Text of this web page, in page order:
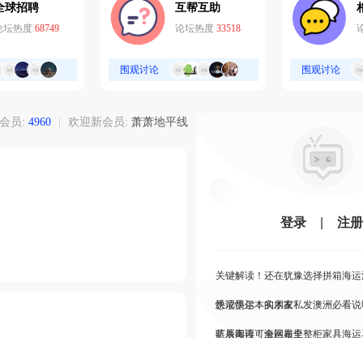
球招聘
坛热度 68749
互帮互助
论坛热度 33518
围观讨论 围观讨论
员: 4960 欢迎新会员: 萧萧地平线
登录 注册
关键解读！还在犹豫选择拼箱海
悉尼墨尔本的朋友
快读快运！实木家私发澳洲必看
蒸杀毒再可海运布里
旷展阅读！全网最全整柜家具海